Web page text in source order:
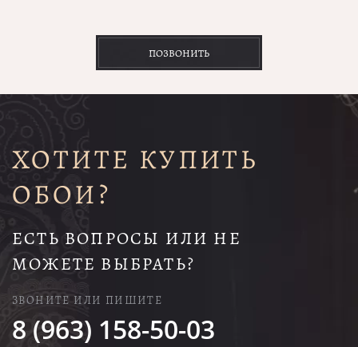
ПОЗВОНИТЬ
ХОТИТЕ КУПИТЬ
ОБОИ?
ЕСТЬ ВОПРОСЫ ИЛИ НЕ
МОЖЕТЕ ВЫБРАТЬ?
ЗВОНИТЕ ИЛИ ПИШИТЕ
8 (963) 158-50-03